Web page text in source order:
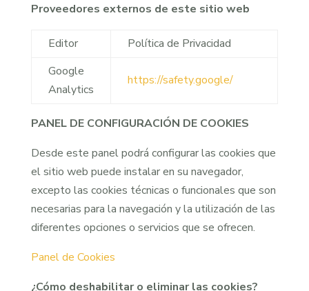
Proveedores externos de este sitio web
Editor
Política de Privacidad
Google
Analytics
https://safety.google/
PANEL DE CONFIGURACIÓN DE COOKIES
Desde este panel podrá configurar las cookies que
el sitio web puede instalar en su navegador,
excepto las cookies técnicas o funcionales que son
necesarias para la navegación y la utilización de las
diferentes opciones o servicios que se ofrecen.
Panel de Cookies
¿Cómo deshabilitar o eliminar las cookies?